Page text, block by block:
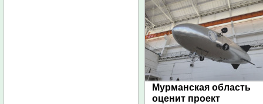
Мурманская область
оценит проект